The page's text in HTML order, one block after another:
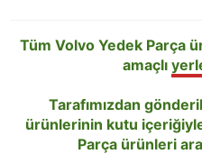
Tüm Volvo Yedek Parça
amaçlı
Tarafımızdan
ürünlerinin kutu
Parça ürünleri